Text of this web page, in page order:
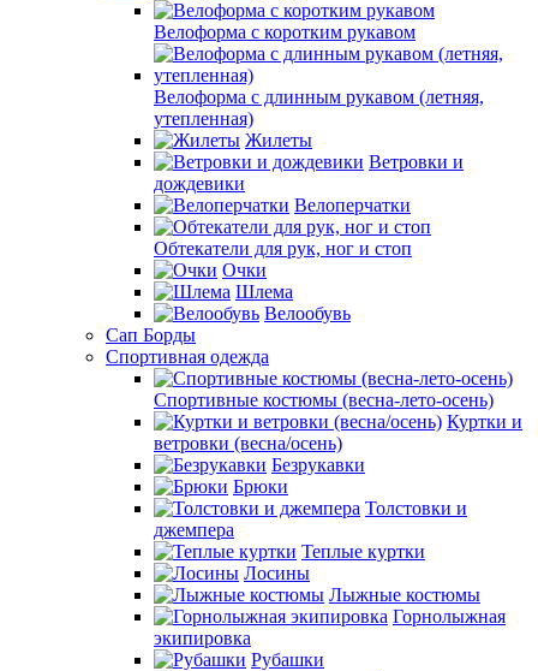
Велоформа с коротким рукавом
Велоформа с длинным рукавом (летняя,
утепленная)
Жилеты
Ветровки и
дождевики
Велоперчатки
Обтекатели для рук, ног и стоп
Очки
Шлема
Велообувь
Сап Борды
Спортивная одежда
Спортивные костюмы (весна-лето-осень)
Куртки и
ветровки (весна/осень)
Безрукавки
Брюки
Толстовки и
джемпера
Теплые куртки
Лосины
Лыжные костюмы
Горнолыжная
экипировка
Рубашки